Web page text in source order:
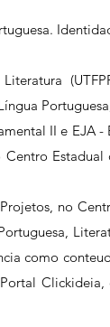
II e EJA
Estadual
no
como